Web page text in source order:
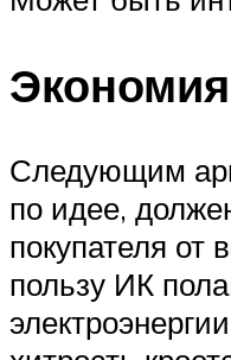
Следующим
по идее,
покупателя от
пользу ИК